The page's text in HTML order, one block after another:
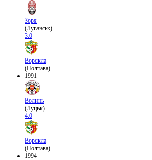
Зоря
(Луганськ)
3:0
Ворскла
(Полтава)
1991
Волинь
(Луцьк)
4:0
Ворскла
(Полтава)
1994